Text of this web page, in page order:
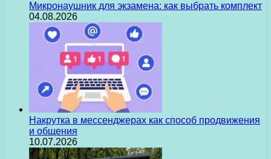
Микронаушник для экзамена: как выбрать комплект
04.08.2026
Накрутка в мессенджерах как способ продвижения
и общения
10.07.2026